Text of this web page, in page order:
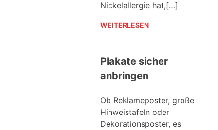
Nickelallergie hat,[…]
WEITERLESEN
Plakate sicher
anbringen
Ob Reklameposter, große
Hinweistafeln oder
Dekorationsposter, es